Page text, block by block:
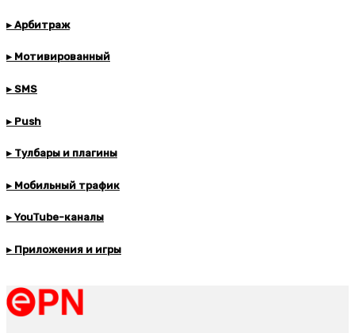
▸ Арбитраж
▸ Мотивированный
▸ SMS
▸ Push
▸ Тулбары и плагины
▸ Мобильный трафик
▸ YouTube-каналы
▸ Приложения и игры